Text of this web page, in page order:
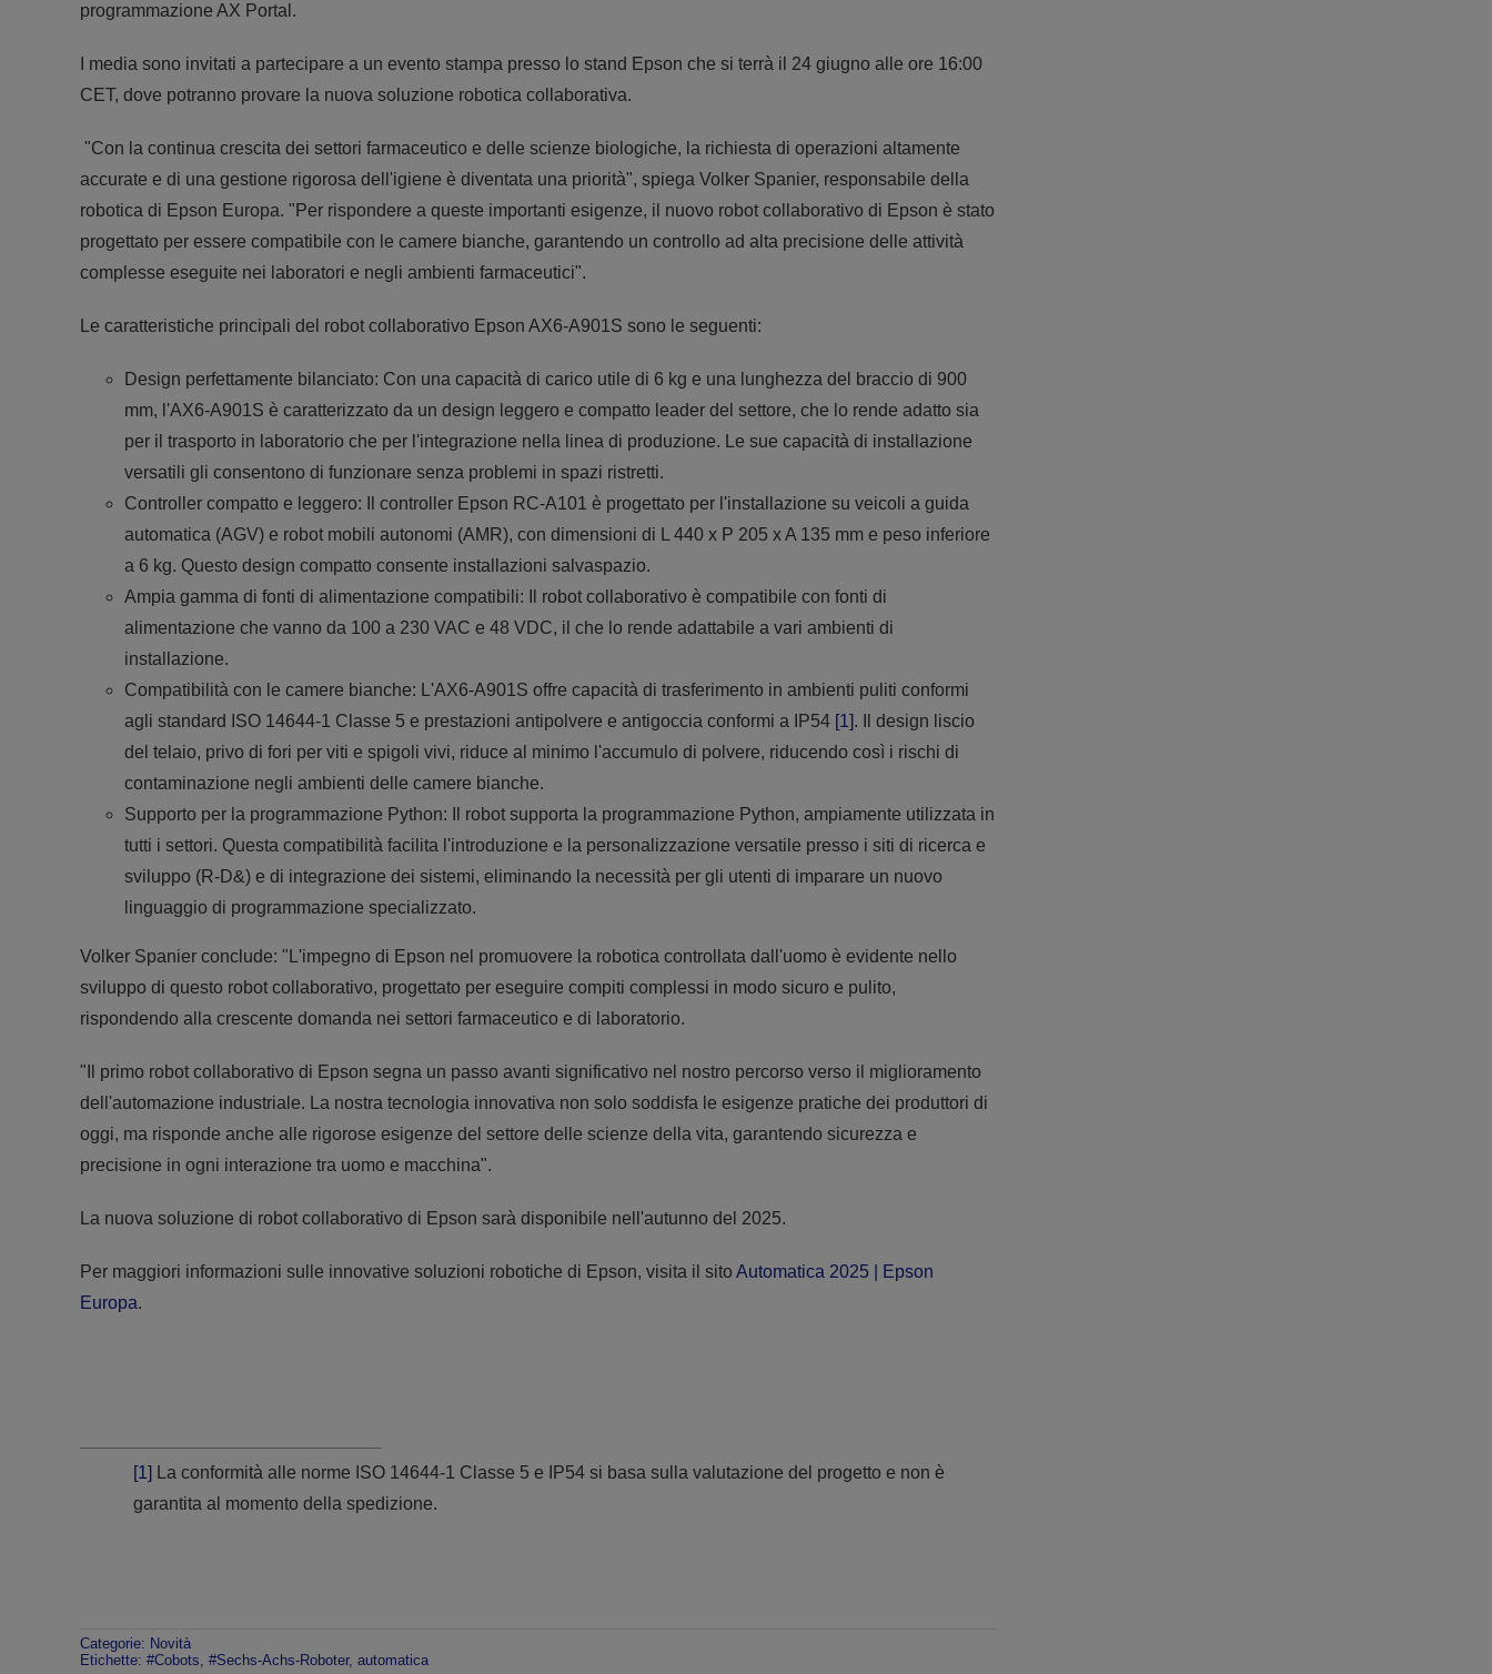
programmazione AX Portal.
I media sono invitati a partecipare a un evento stampa presso lo stand Epson che si terrà il 24 giugno alle ore 16:00
CET, dove potranno provare la nuova soluzione robotica collaborativa.
"Con la continua crescita dei settori farmaceutico e delle scienze biologiche, la richiesta di operazioni altamente
accurate e di una gestione rigorosa dell'igiene è diventata una priorità", spiega Volker Spanier, responsabile della
robotica di Epson Europa. "Per rispondere a queste importanti esigenze, il nuovo robot collaborativo di Epson è stato
progettato per essere compatibile con le camere bianche, garantendo un controllo ad alta precisione delle attività
complesse eseguite nei laboratori e negli ambienti farmaceutici".
Le caratteristiche principali del robot collaborativo Epson AX6-A901S sono le seguenti:
Design perfettamente bilanciato: Con una capacità di carico utile di 6 kg e una lunghezza del braccio di 900
mm, l'AX6-A901S è caratterizzato da un design leggero e compatto leader del settore, che lo rende adatto sia
per il trasporto in laboratorio che per l'integrazione nella linea di produzione. Le sue capacità di installazione
versatili gli consentono di funzionare senza problemi in spazi ristretti.
Controller compatto e leggero: Il controller Epson RC-A101 è progettato per l'installazione su veicoli a guida
automatica (AGV) e robot mobili autonomi (AMR), con dimensioni di L 440 x P 205 x A 135 mm e peso inferiore
a 6 kg. Questo design compatto consente installazioni salvaspazio.
Ampia gamma di fonti di alimentazione compatibili: Il robot collaborativo è compatibile con fonti di
alimentazione che vanno da 100 a 230 VAC e 48 VDC, il che lo rende adattabile a vari ambienti di
installazione.
Compatibilità con le camere bianche: L'AX6-A901S offre capacità di trasferimento in ambienti puliti conformi
agli standard ISO 14644-1 Classe 5 e prestazioni antipolvere e antigoccia conformi a IP54 [1]. Il design liscio
del telaio, privo di fori per viti e spigoli vivi, riduce al minimo l'accumulo di polvere, riducendo così i rischi di
contaminazione negli ambienti delle camere bianche.
Supporto per la programmazione Python: Il robot supporta la programmazione Python, ampiamente utilizzata in
tutti i settori. Questa compatibilità facilita l'introduzione e la personalizzazione versatile presso i siti di ricerca e
sviluppo (R-D&) e di integrazione dei sistemi, eliminando la necessità per gli utenti di imparare un nuovo
linguaggio di programmazione specializzato.
Volker Spanier conclude: "L'impegno di Epson nel promuovere la robotica controllata dall'uomo è evidente nello
sviluppo di questo robot collaborativo, progettato per eseguire compiti complessi in modo sicuro e pulito,
rispondendo alla crescente domanda nei settori farmaceutico e di laboratorio.
"Il primo robot collaborativo di Epson segna un passo avanti significativo nel nostro percorso verso il miglioramento
dell'automazione industriale. La nostra tecnologia innovativa non solo soddisfa le esigenze pratiche dei produttori di
oggi, ma risponde anche alle rigorose esigenze del settore delle scienze della vita, garantendo sicurezza e
precisione in ogni interazione tra uomo e macchina".
La nuova soluzione di robot collaborativo di Epson sarà disponibile nell'autunno del 2025.
Per maggiori informazioni sulle innovative soluzioni robotiche di Epson, visita il sito Automatica 2025 | Epson
Europa.
[1]
La conformità alle norme ISO 14644-1 Classe 5 e IP54 si basa sulla valutazione del progetto e non è
garantita al momento della spedizione.
Categorie: Novità
Etichette: #Cobots, #Sechs-Achs-Roboter, automatica